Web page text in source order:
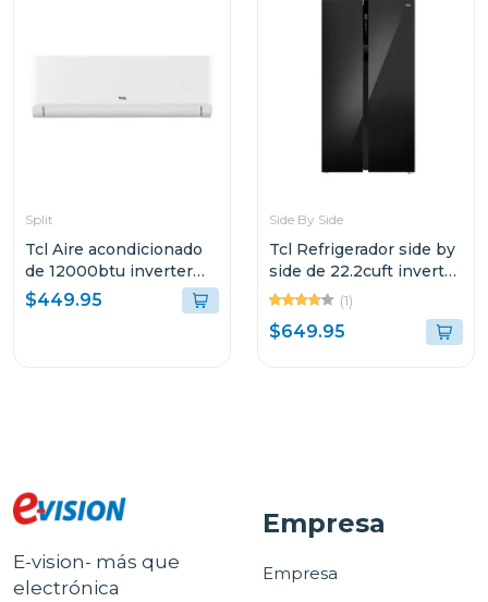
Split
Tcl Aire acondicionado
de 12000btu inverter
wi-fi r32 tac12csdi
$449.95
Side By Side
Tcl Refrigerador side by
side de 22.2cuft inverter
negro cristal p650
(1)
$649.95
E-vision- más que
electrónica
Empresa
Empresa